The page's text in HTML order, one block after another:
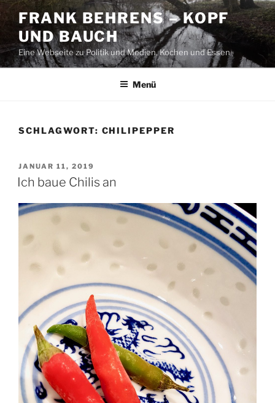
Zum
Inhalt
springen
FRANK BEHRENS – KOPF
UND BAUCH
Eine Webseite zu Politik und Medien, Kochen und Essen
Menü
SCHLAGWORT: CHILIPEPPER
VERÖFFENTLICHT
AM
JANUAR 11, 2019
Ich baue Chilis an